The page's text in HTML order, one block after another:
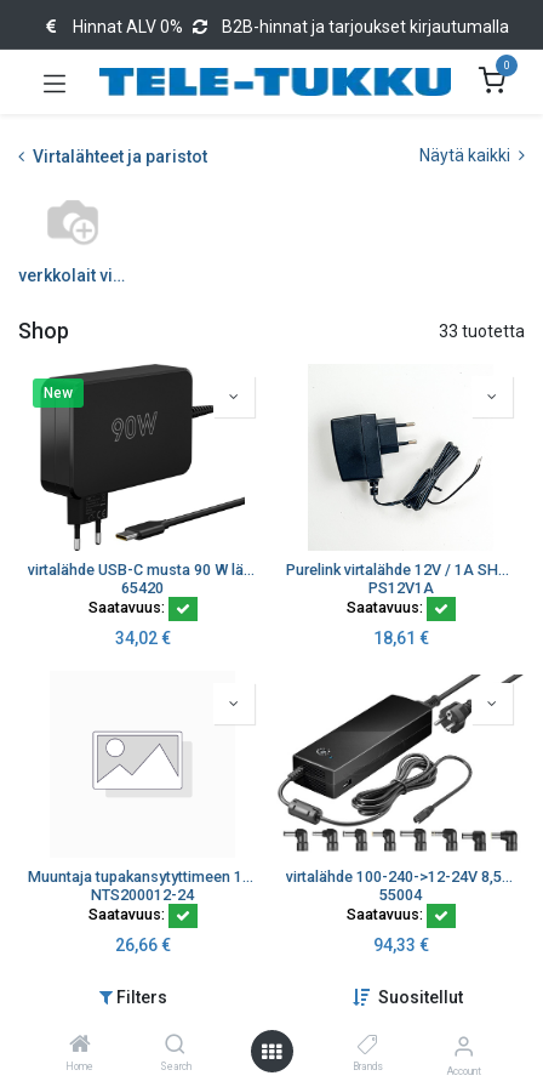
Filters Suositellut
Home Search Brands Account
Hinnat ALV 0% B2B-hinnat ja tarjoukset kirjautumalla
0
Virtalähteet ja paristot Näytä kaikki
verkkolait virtaläht
Shop 33 tuotetta
New
virtalähde USB-C musta 90 W läppäreille ym.
65420
Saatavuus:
34,02€
Purelink virtalähde 12V / 1A SHD310SM
PS12V1A
Saatavuus:
18,61 €
Muuntaja tupakansytyttimeen 12-24V>1,5-12V/2A, 5xDC-pistoke
NTS200012-24
Saatavuus:
26,66€
virtalähde 100-240->12-24V 8,5A max
55004
Saatavuus:
94,33 €